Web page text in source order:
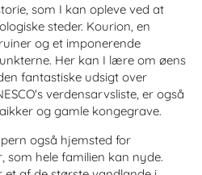
som I kan opleve ved at
steder. Kourion, en
og et imponerende
Her kan I lære om øens
fantastiske udsigt over
verdensarvsliste, er også
og gamle kongegrave.
også hjemsted for
hele familien kan nyde.